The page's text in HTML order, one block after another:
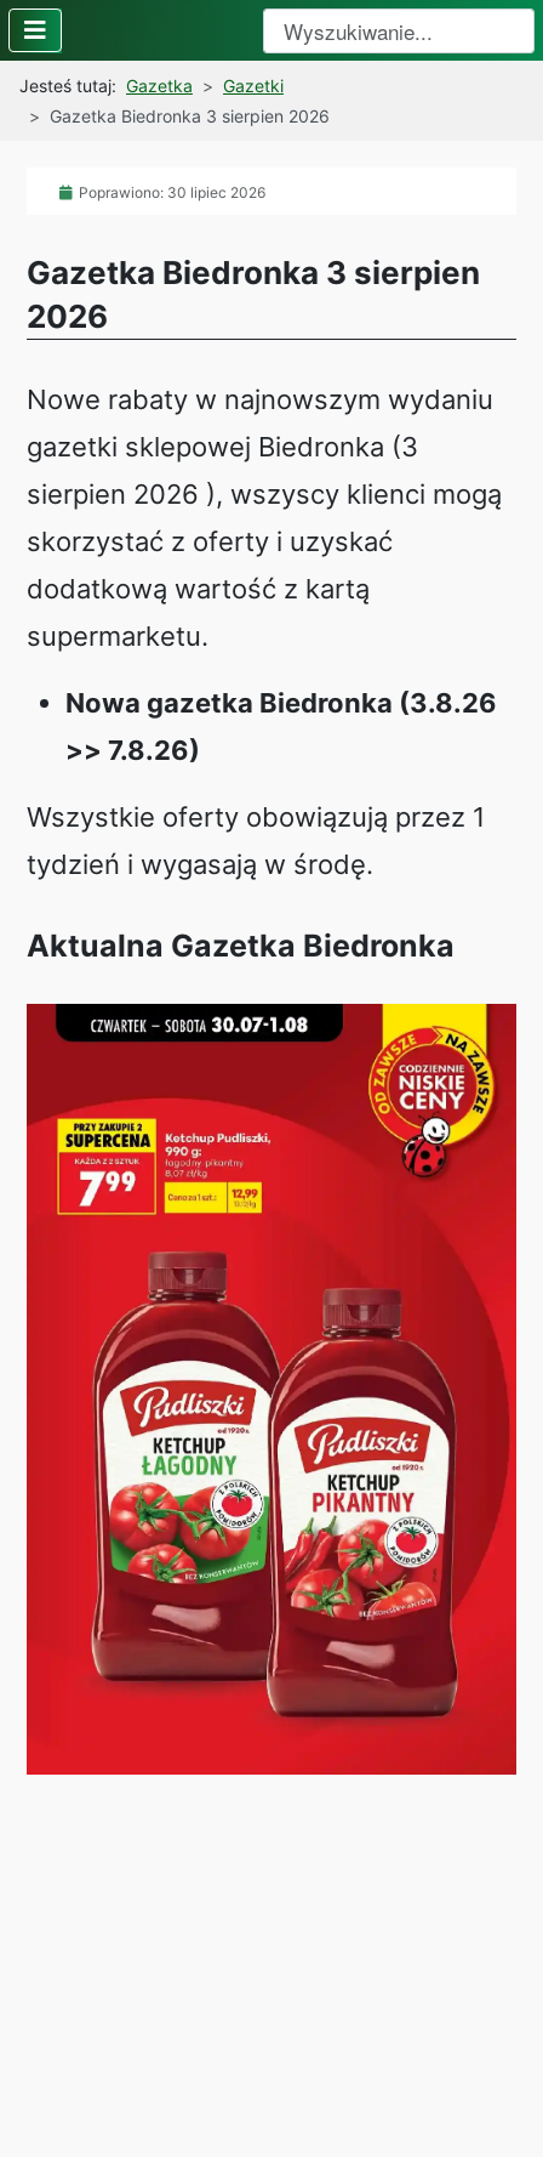
Type 2 or more
Jesteś tutaj: Gazetka
Gazetki
Gazetka Biedronka 3 sierpien 2026
Poprawiono: 30 lipiec 2026
Gazetka Biedronka 3 sierpien
2026
Nowe rabaty w najnowszym wydaniu
gazetki sklepowej Biedronka (3
sierpien 2026 ), wszyscy klienci mogą
skorzystać z oferty i uzyskać
dodatkową wartość z kartą
supermarketu.
Nowa gazetka Biedronka (3.8.26
>> 7.8.26)
Wszystkie oferty obowiązują przez 1
tydzień i wygasają w środę.
Aktualna Gazetka Biedronka